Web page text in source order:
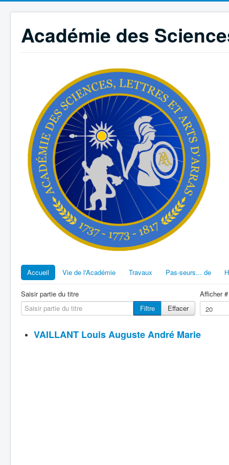
Académie des
Accueil Vie de l'Académie Travaux Pas-seurs... de
Saisir partie du titre
Filtre
Effacer
Afficher #
VAILLANT Louis Auguste André Marie